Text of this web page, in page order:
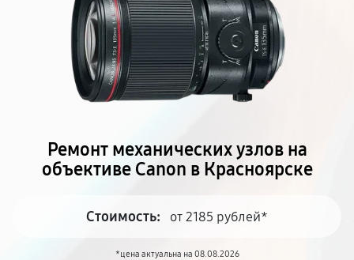
Ремонт механических узлов на
объективе Canon в Красноярске
Стоимость: от 2185 рублей*
*цена актуальна на 08.08.2026